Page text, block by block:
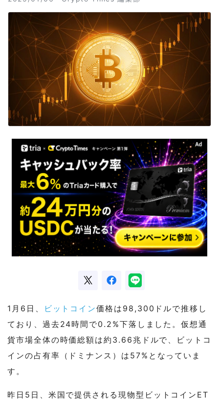
1月6日、 ビットコイン価格は98,300ドルで推移し
ており、過去24時間で0.2%下落しました。仮想通
貨市場全体の時価総額は約3.66兆ドルで、ビットコ
インの占有率（ドミナンス）は57%となっていま
す。
昨日5日、米国で提供される現物型ビットコインET